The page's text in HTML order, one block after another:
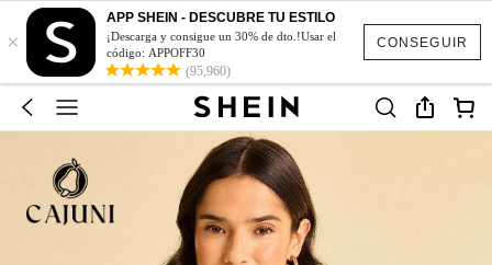
CONSEGUIR
×
APP SHEIN - DESCUBRE TU ESTILO
¡Descarga y consigue un 30% de dto.!Usar el
código: APPOFF30
(95,960)